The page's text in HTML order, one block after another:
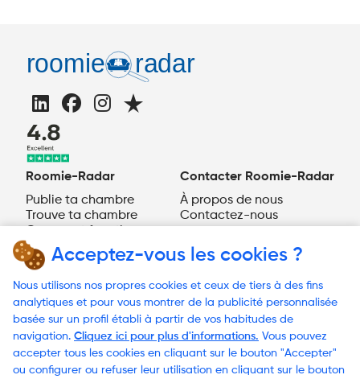
Acceptez-vous les cookies ?
Nous utilisons nos propres cookies et ceux de tiers à des fins
analytiques et pour vous montrer de la publicité personnalisée
basée sur un profil établi à partir de vos habitudes de
navigation. Cliquez ici pour plus d'informations. Vous pouvez
accepter tous les cookies en cliquant sur le bouton "Accepter"
ou configurer ou refuser leur utilisation en cliquant sur le bouton
Roomie-Radar
Publie ta chambre
Trouve ta chambre
Roomie-Radar ?
Contacter Roomie-Radar
À propos de nous
Contactez-nous
FR
Besoin d'aide?
© 2023 Roomie-Radar
Conditions générales